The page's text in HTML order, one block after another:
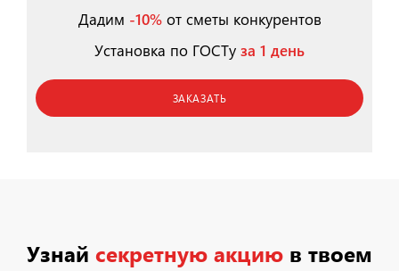
Дадим -10%от сметы конкурентов
Установка по ГОСТу за 1 день
ЗАКАЗАТЬ
Узнай секретную акцию в твоем